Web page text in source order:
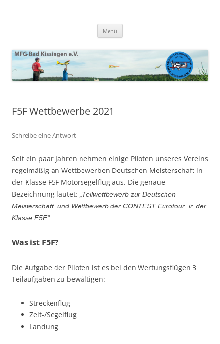
unser Hobby.
Menü
F5F Wettbewerbe 2021
Schreibe eine Antwort
Seit ein paar Jahren nehmen einige Piloten unseres Vereins
regelmäßig an Wettbewerben Deutschen Meisterschaft in
der Klasse F5F Motorsegelflug aus. Die genaue
Bezeichnung lautet:
„Teilwettbewerb zur Deutschen
Meisterschaft und Wettbewerb der CONTEST Eurotour in der
Klasse F5F“.
Was ist F5F?
Die Aufgabe der Piloten ist es bei den Wertungsflügen 3
Teilaufgaben zu bewältigen:
Streckenflug
Zeit-/Segelflug
Landung